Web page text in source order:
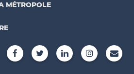
MÉTROPOLE